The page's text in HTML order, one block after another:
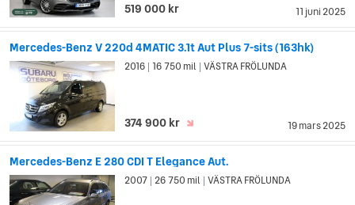
11 juni 2025
519 000 kr
Mercedes-Benz V 220d 4MATIC 3.1t Aut Plus 7-sits (163hk)
19 mars 2025
2016 16 750 mil VÄSTRA FRÖLUNDA
374 900 kr
Mercedes-Benz E 280 CDI T Elegance Aut.
2007 26 750 mil VÄSTRA FRÖLUNDA